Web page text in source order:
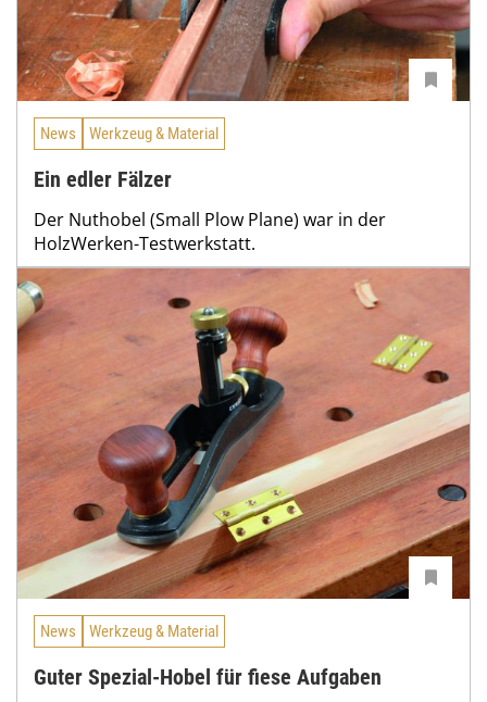
News Werkzeug & Material
Ein edler Fälzer
Der Nuthobel (Small Plow Plane) war in der
HolzWerken-Testwerkstatt.
News Werkzeug & Material
Guter Spezial-Hobel für fiese Aufgaben